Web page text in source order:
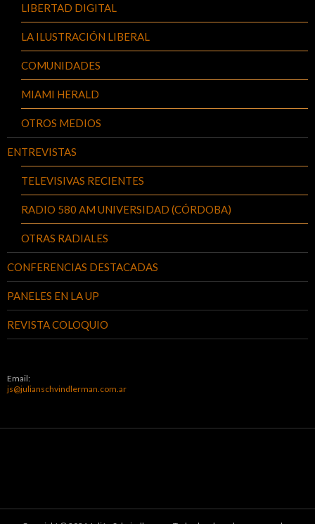
LIBERTAD DIGITAL
LA ILUSTRACIÓN LIBERAL
COMUNIDADES
MIAMI HERALD
OTROS MEDIOS
ENTREVISTAS
TELEVISIVAS RECIENTES
RADIO 580 AM UNIVERSIDAD (CÓRDOBA)
OTRAS RADIALES
CONFERENCIAS DESTACADAS
PANELES EN LA UP
REVISTA COLOQUIO
Email:
js@julianschvindlerman.com.ar